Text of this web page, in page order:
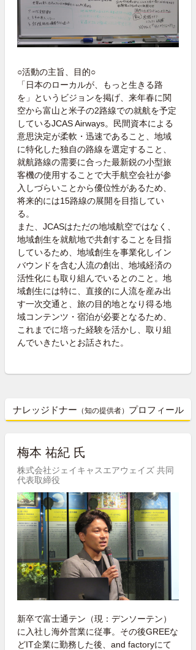
○活動の主旨、目的○
「日本のローカルが、もっと生きる路
を」というビジョンを掲げ、来年春に関
空から富山と米子の2路線での就航を予定
しているJCAS Airways。民間資本による
意思決定が柔軟・迅速であること、地域
に特化した独自の路線を選定すること、
就航路線の需要に合った最新鋭の小型旅
客機の使用することで大手航空会社が参
入しづらいことから優位性があるため、
将来的には15路線の展開を目指してい
る。
また、JCASはただの地域航空ではなく、
地域創生を就航地で共創することを目指
しているため、地域創生を事業化しイン
バウンドを含む人流の創出、地域経済の
活性化にも取り組んでいるとのこと。地
域創生には特に、直接的に人流を産み出
す一次交通と、旅の目的地となり得る地
域コンテンツ・宿泊が必要となるため、
これまでに培った経験を活かし、取り組
んでいきたいとお話された。
ナレッジドナー （知の提供者） プロフィール
梅本 祐紀 氏
株式会社ジェイキャスエアウェイズ 共同
代表取締役
新卒で富士通テン（現：デンソーテン）
に入社し海外営業に従事。その後GREEな
どIT企業に勤務した後、and factoryにて